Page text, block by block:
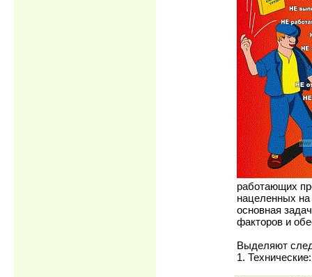
работающих
нацеленных
основная
факторов и
Выделяют
1.